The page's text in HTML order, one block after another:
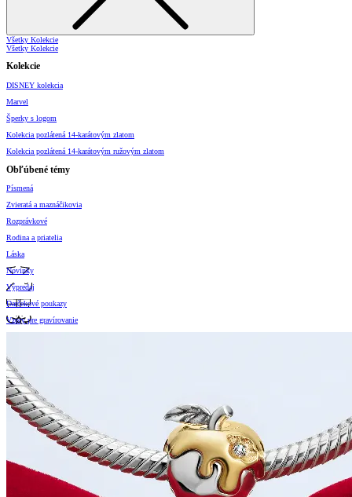
Všetky Kolekcie
Všetky Kolekcie
Kolekcie
DISNEY kolekcia
Marvel
Šperky s logom
Kolekcia pozlátená 14-karátovým zlatom
Kolekcia pozlátená 14-karátovým ružovým zlatom
Obľúbené témy
Písmená
Zvieratá a maznáčikovia
Rozprávkové
Rodina a priatelia
Láska
Novinky
Výpredaj
Darčekové poukazy
Vzory pre gravírovanie